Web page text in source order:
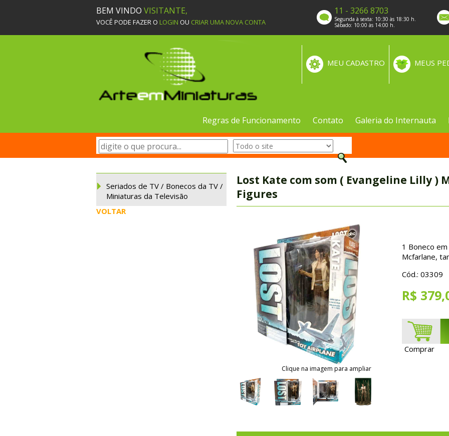
BEM VINDO VISITANTE,
VOCÊ PODE FAZER O LOGIN OU CRIAR UMA NOVA CONTA
11 - 3266 8703
Segunda à sexta: 10:30 às 18:30 h.
Sábado: 10:00 às 14:00 h.
MEUS
MEU CADASTRO
Regras de Funcionamento Contato Galeria do Internauta
Seriados de TV / Bonecos da TV /
Miniaturas da Televisão
VOLTAR
Lost Kate com som ( Evangeline Lilly )
Figures
Clique na imagem para ampliar
1 Boneco em
Mcfarlane,
Cód.: 03309
R$
Comprar